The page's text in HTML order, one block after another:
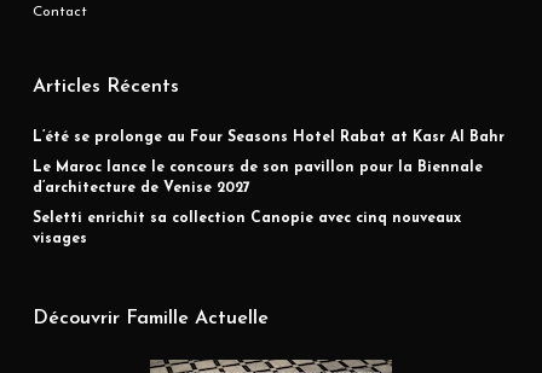
Contact
Articles Récents
L’été se prolonge au Four Seasons Hotel Rabat at Kasr Al Bahr
Le Maroc lance le concours de son pavillon pour la Biennale
d’architecture de Venise 2027
Seletti enrichit sa collection Canopie avec cinq nouveaux
visages
Découvrir Famille Actuelle